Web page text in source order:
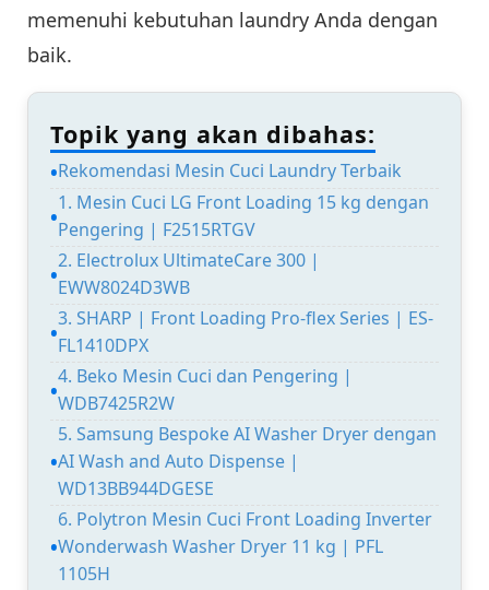
memenuhi kebutuhan laundry Anda dengan
baik.
Topik yang akan dibahas:
Rekomendasi Mesin Cuci Laundry Terbaik
1. Mesin Cuci LG Front Loading 15 kg dengan
Pengering | F2515RTGV
2. Electrolux UltimateCare 300 |
EWW8024D3WB
3. SHARP | Front Loading Pro-flex Series | ES-
FL1410DPX
4. Beko Mesin Cuci dan Pengering |
WDB7425R2W
5. Samsung Bespoke AI Washer Dryer dengan
AI Wash and Auto Dispense |
WD13BB944DGESE
6. Polytron Mesin Cuci Front Loading Inverter
Wonderwash Washer Dryer 11 kg | PFL
1105H